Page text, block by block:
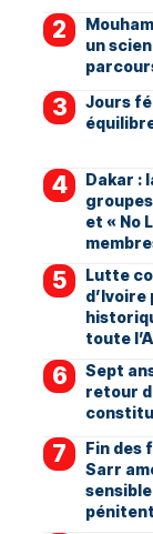
un
Jours
Dakar :
et « No
Lutte
d’Ivoire
toute
Sept
retour
Fin des
Sarr